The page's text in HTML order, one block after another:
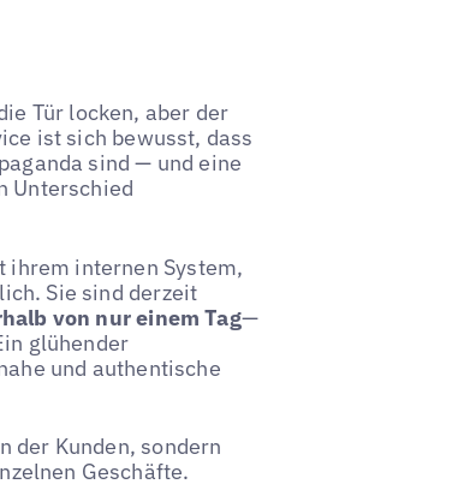
Tür locken, aber der
ist sich bewusst, dass
sind — und eine
Unterschied
ihrem internen System,
Sie sind derzeit
von nur einem Tag—
glühender
und authentische
der Kunden, sondern
Geschäfte.